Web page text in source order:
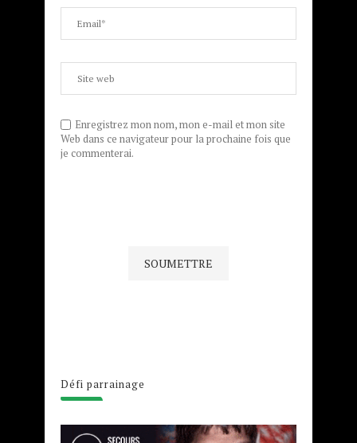
Enregistrez mon nom, mon e-mail et mon site
Web dans ce navigateur pour la prochaine fois que
je commenterai.
Défi parrainage